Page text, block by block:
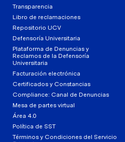
Transparencia
Libro de reclamaciones
Repositorio UCV
Defensoría Universitaria
Plataforma de Denuncias y
Reclamos de la Defensoría
Universitaria
Facturación electrónica
Certificados y Constancias
Compliance: Canal de Denuncias
Mesa de partes virtual
Área 4.0
Política de SST
Términos y Condiciones del Servicio